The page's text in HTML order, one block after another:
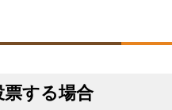
票する場合